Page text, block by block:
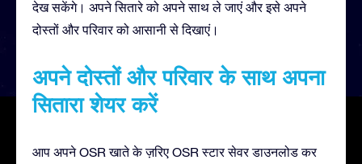
देख सकेंगे। अपने सितारे को अपने साथ ले जाएं और इसे अपने
दोस्तों और परिवार को आसानी से दिखाएं।
अपने दोस्तों और परिवार के साथ अपना
सितारा शेयर करें
आप अपने OSR खाते के ज़रिए OSR स्टार सेवर डाउनलोड कर